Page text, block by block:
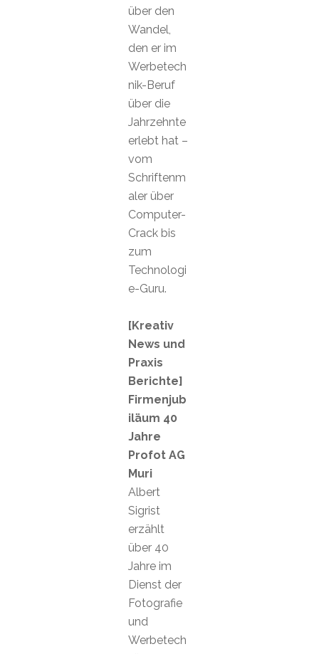
über den
Wandel,
den er im
Werbetech
nik-Beruf
über die
Jahrzehnte
erlebt hat –
vom
Schriftenm
aler über
Computer-
Crack bis
zum
Technologi
e-Guru.
[Kreativ
News und
Praxis
Berichte]
Firmenjub
iläum 40
Jahre
Profot AG
Muri
Albert
Sigrist
erzählt
über 40
Jahre im
Dienst der
Fotografie
und
Werbetech